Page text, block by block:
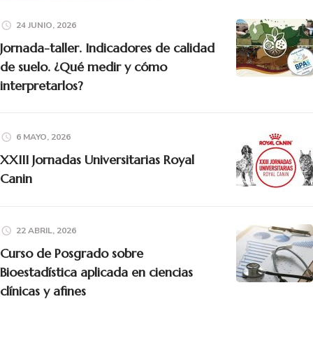
24 JUNIO, 2026
Jornada-taller. Indicadores de calidad
de suelo. ¿Qué medir y cómo
interpretarlos?
6 MAYO, 2026
XXIII Jornadas Universitarias Royal
Canin
22 ABRIL, 2026
Curso de Posgrado sobre
Bioestadística aplicada en ciencias
clínicas y afines